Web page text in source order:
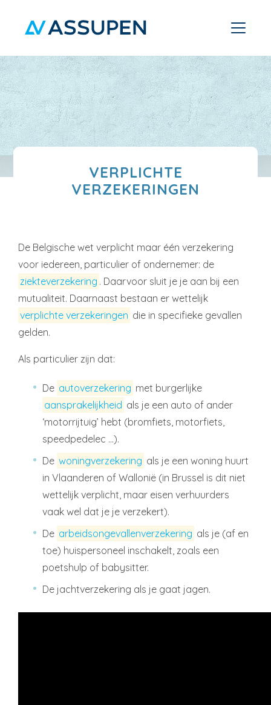
VERPLICHTE
VERZEKERINGEN
De Belgische wet verplicht maar één verzekering
voor iedereen, particulier of ondernemer: de
ziekteverzekering . Daarvoor sluit je je aan bij een
mutualiteit. Daarnaast bestaan er wettelijk
verplichte verzekeringen die in specifieke gevallen
gelden.
Als particulier zijn dat:
De autoverzekering met burgerlijke
aansprakelijkheid als je een auto of ander
‘motorrijtuig’ hebt (bromfiets, motorfiets,
speedpedelec …).
De woningverzekering als je een woning huurt
in Vlaanderen of Wallonië (in Brussel is dit niet
wettelijk verplicht, maar eisen verhuurders
vaak wel dat je je verzekert).
De arbeidsongevallenverzekering als je (af en
toe) huispersoneel inschakelt, zoals een
poetshulp of babysitter.
De jachtverzekering als je gaat jagen.